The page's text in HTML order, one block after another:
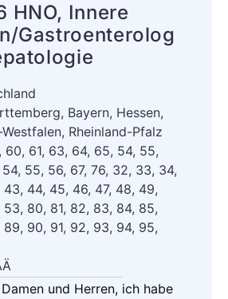
HNO, Innere
Gastroenterolog
Bayern, Hessen,
Rheinland-Pfalz
60, 61, 63, 64, 65, 54, 55,
54, 55, 56, 67, 76, 32, 33, 34,
43, 44, 45, 46, 47, 48, 49,
53, 80, 81, 82, 83, 84, 85,
89, 90, 91, 92, 93, 94, 95,
und Herren, ich habe